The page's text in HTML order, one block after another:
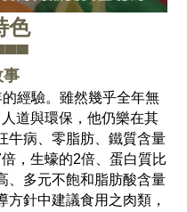
色
事
經驗。雖然幾乎全年無
道與環保，他仍樂在其
牛病、零脂肪、鐵質含量
，生蠔的2倍、蛋白質比
、多元不飽和脂肪酸含量
針中建議食用之肉類，